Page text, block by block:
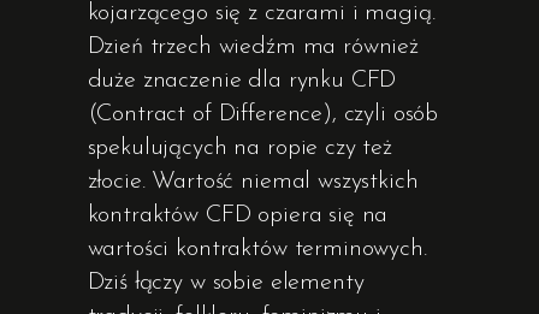
kojarzącego się z czarami i magią.
Dzień trzech wiedźm ma również
duże znaczenie dla rynku CFD
(Contract of Difference), czyli osób
spekulujących na ropie czy też
złocie. Wartość niemal wszystkich
kontraktów CFD opiera się na
wartości kontraktów terminowych.
Dziś łączy w sobie elementy